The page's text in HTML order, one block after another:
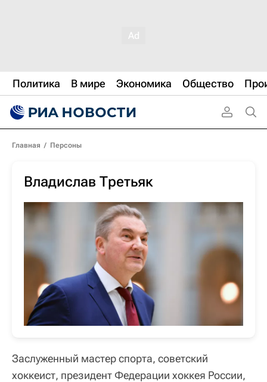
Политика В мире Экономика Общество
Главная / Персоны
Владислав Третьяк
Заслуженный мастер спорта, советский
хоккеист, президент Федерации хоккея России,